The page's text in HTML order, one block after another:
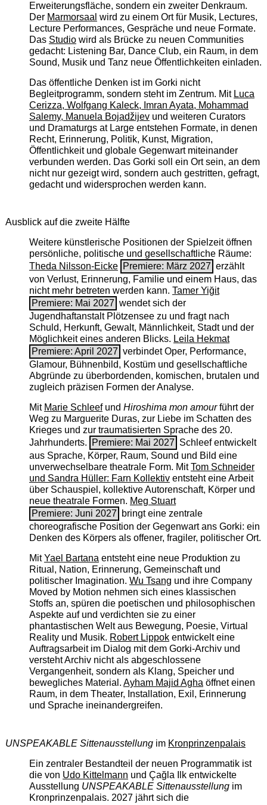
Erweiterungsfläche, sondern ein zweiter Denkraum.
Der Marmorsaal wird zu einem Ort für Musik, Lectures,
Lecture Performances, Gespräche und neue Formate.
Das Studiowird als Brücke zu neuen Communities
gedacht: Listening Bar, Dance Club, ein Raum, in dem
Sound, Musik und Tanz neue Öffentlichkeiten einladen.
Das öffentliche Denken ist im Gorki nicht
Begleitprogramm, sondern steht im Zentrum. Mit Luca
Cerizza, Wolfgang Kaleck, Imran Ayata, Mohammad
Salemy, Manuela Bojadžijevund weiteren Curators
und Dramaturgs at Large entstehen Formate, in denen
Recht, Erinnerung, Politik, Kunst, Migration,
Öffentlichkeit und globale Gegenwart miteinander
verbunden werden. Das Gorki soll ein Ort sein, an dem
nicht nur gezeigt wird, sondern auch gestritten, gefragt,
gedacht und widersprochen werden kann.
Ausblick auf die zweite Hälfte
Weitere künstlerische Positionen der Spielzeit öffnen
persönliche, politische und gesellschaftliche Räume:
Theda Nilsson-Eicke Premiere: März 2027 erzählt
von Verlust, Erinnerung, Familie und einem Haus, das
nicht mehr betreten werden kann. Tamer Yiğit
Premiere: Mai 2027 wendet sich der
Jugendhaftanstalt Plötzensee zu und fragt nach
Schuld, Herkunft, Gewalt, Männlichkeit, Stadt und der
Möglichkeit eines anderen Blicks. Leila Hekmat
Premiere: April 2027 verbindet Oper, Performance,
Glamour, Bühnenbild, Kostüm und gesellschaftliche
Abgründe zu überbordenden, komischen, brutalen und
zugleich präzisen Formen der Analyse.
Mit Marie Schleefund Hiroshima mon amourführt der
Weg zu Marguerite Duras, zur Liebe im Schatten des
Krieges und zur traumatisierten Sprache des 20.
Jahrhunderts.
Premiere: Mai 2027 Schleef entwickelt
aus Sprache, Körper, Raum, Sound und Bild eine
unverwechselbare theatrale Form. MitTom Schneider
und Sandra Hüller: Farn Kollektiventsteht eine Arbeit
über Schauspiel, kollektive Autorenschaft, Körper und
neue theatrale Formen. Meg Stuart
Premiere: Juni 2027
bringt eine zentrale
choreografische Position der Gegenwart ans Gorki: ein
Denken des Körpers als offener, fragiler, politischer Ort.
MitYael Bartanaentsteht eine neue Produktion zu
Ritual, Nation, Erinnerung, Gemeinschaft und
politischer Imagination. Wu Tsang und ihre Company
Moved by Motion nehmen sich eines klassischen
Stoffs an, spüren die poetischen und philosophischen
Aspekte auf und verdichten sie zu einer
phantastischen Welt aus Bewegung, Poesie, Virtual
Reality und Musik. Robert Lippokentwickelt eine
Auftragsarbeit im Dialog mit dem Gorki-Archiv und
versteht Archiv nicht als abgeschlossene
Vergangenheit, sondern als Klang, Speicher und
bewegliches Material. Ayham Majid Aghaöffnet einen
Raum, in dem Theater, Installation, Exil, Erinnerung
und Sprache ineinandergreifen.
UNSPEAKABLE Sittenausstellungim Kronprinzenpalais
Ein zentraler Bestandteil der neuen Programmatik ist
die von Udo Kittelmann und Çağla Ilk entwickelte
Ausstellung UNSPEAKABLE Sittenausstellungim
Kronprinzenpalais. 2027 jährt sich die